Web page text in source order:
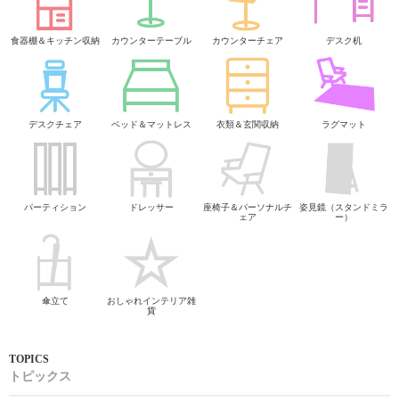
食器棚＆キッチン収納 カウンターテーブル カウンターチェア デスク机
デスクチェア ベッド＆マットレス 衣類＆玄関収納 ラグマット
パーティション ドレッサー
座椅子＆パーソナルチ
ェア
姿見鏡（スタンドミラ
ー）
傘立て
おしゃれインテリア雑
貨
トピックス